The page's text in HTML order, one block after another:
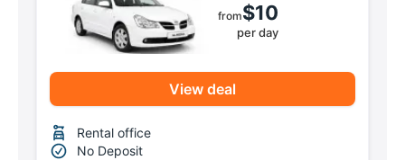
from$10
per day
View deal
Rental office
No Deposit